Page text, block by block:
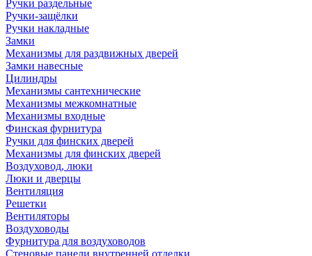
Ручки раздельные
Ручки-защёлки
Ручки накладные
Замки
Механизмы для раздвижных дверей
Замки навесные
Цилиндры
Механизмы сантехнические
Механизмы межкомнатные
Механизмы входные
Финская фурнитура
Ручки для финских дверей
Механизмы для финских дверей
Воздуховод, люки
Люки и дверцы
Вентиляция
Решетки
Вентиляторы
Воздуховоды
Фурнитура для воздуховодов
Стеновые панели внутренней отделки